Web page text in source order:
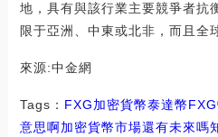
地，具有與該行業主要競爭者抗
限于亞洲、中東或北非，而且全
來源:中金網
Tags： FXG加密貨幣泰達幣
意思啊加密貨幣市場還有未來嗎